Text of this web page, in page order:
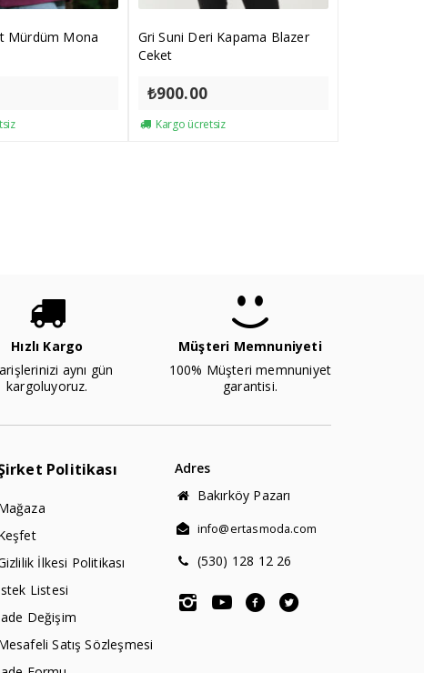
Mürdüm Mona
Gri Suni Deri Kapama Blazer
Ceket
₺900.00
Kargo ücretsiz
Hızlı Kargo
aynı gün
kargoluyoruz.
Müşteri Memnuniyeti
100% Müşteri memnuniyet
garantisi.
Politikası
İlkesi Politikası
Listesi
Değişim
Satış Sözleşmesi
Adres
Bakırköy Pazarı
info@ertasmoda.com
(530) 128 12 26